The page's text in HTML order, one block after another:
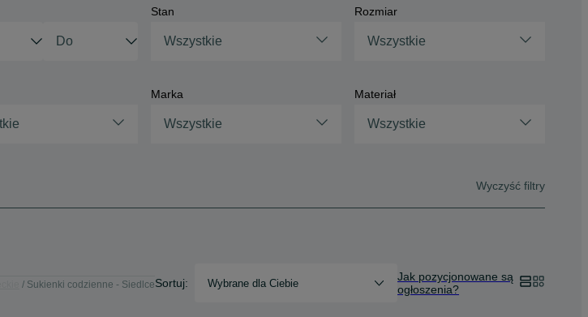
Stan
Wszystkie
Rozmiar
Wszystkie
Marka
Wszystkie
Materiał
Wszystkie
Wyczyść filtry
Sukienki codzienne - SiedlceSortuj: Wybrane dla Ciebie
Jak pozycjonowane są
ogłoszenia?